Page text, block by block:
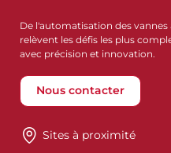
De l'automatisation des
relèvent les défis les plus
avec précision et innovation.
Nous contacter
Sites à proximité